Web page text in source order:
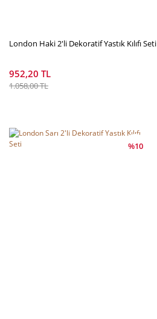
London Haki 2'li Dekoratif Yastık Kılıfı Seti
952,20 TL
1.058,00 TL
%10